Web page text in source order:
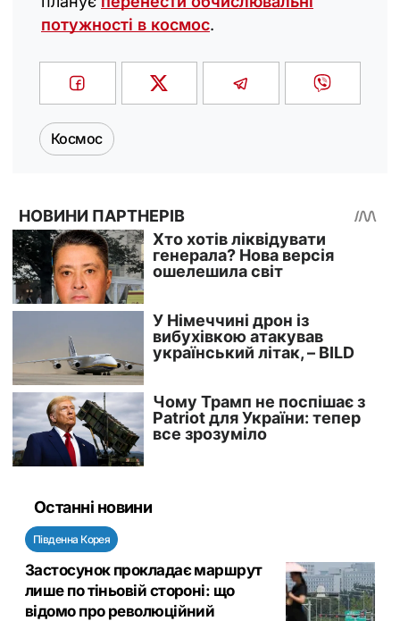
потужності в космос.
Космос
Останні новини
Південна Корея
Застосунок прокладає маршрут
лише по тіньовій стороні: що
відомо про революційний